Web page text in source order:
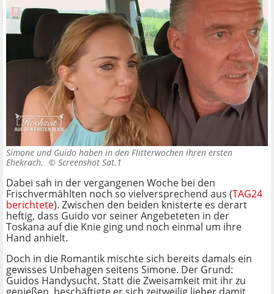
Simone und Guido haben in den Flitterwochen ihren ersten
Ehekrach. © Screenshot Sat.1
Dabei sah in der vergangenen Woche bei den
Frischvermählten noch so vielversprechend aus (TAG24
berichtete). Zwischen den beiden knisterte es derart
heftig, dass Guido vor seiner Angebeteten in der
Toskana auf die Knie ging und noch einmal um ihre
Hand anhielt.
Doch in die Romantik mischte sich bereits damals ein
gewisses Unbehagen seitens Simone. Der Grund:
Guidos Handysucht. Statt die Zweisamkeit mit ihr zu